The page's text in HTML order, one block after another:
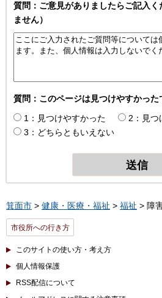
質問：ご意見がありましたらご記入
ません）
質問：このページは見つけやすかった
1：見つけやすかった
2：見つ
3：どちらともいえない
箕面市 > 健康・医療・福祉 > 福祉 > 障
市役所への行き方
このサイトの使い方・考え方
個人情報保護
RSS配信について